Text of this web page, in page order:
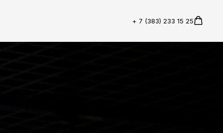
+ 7 (383) 233 15 25